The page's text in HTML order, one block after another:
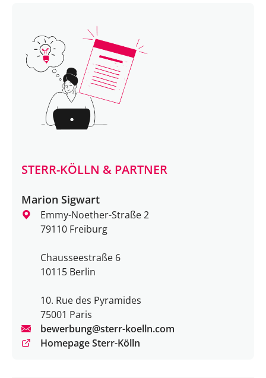
STERR-KÖLLN & PARTNER
Marion Sigwart
Emmy-Noether-Straße 2
79110 Freiburg
Chausseestraße 6
10115 Berlin
10. Rue des Pyramides
75001 Paris
bewerbung@sterr-koelln.com
Homepage Sterr-Kölln